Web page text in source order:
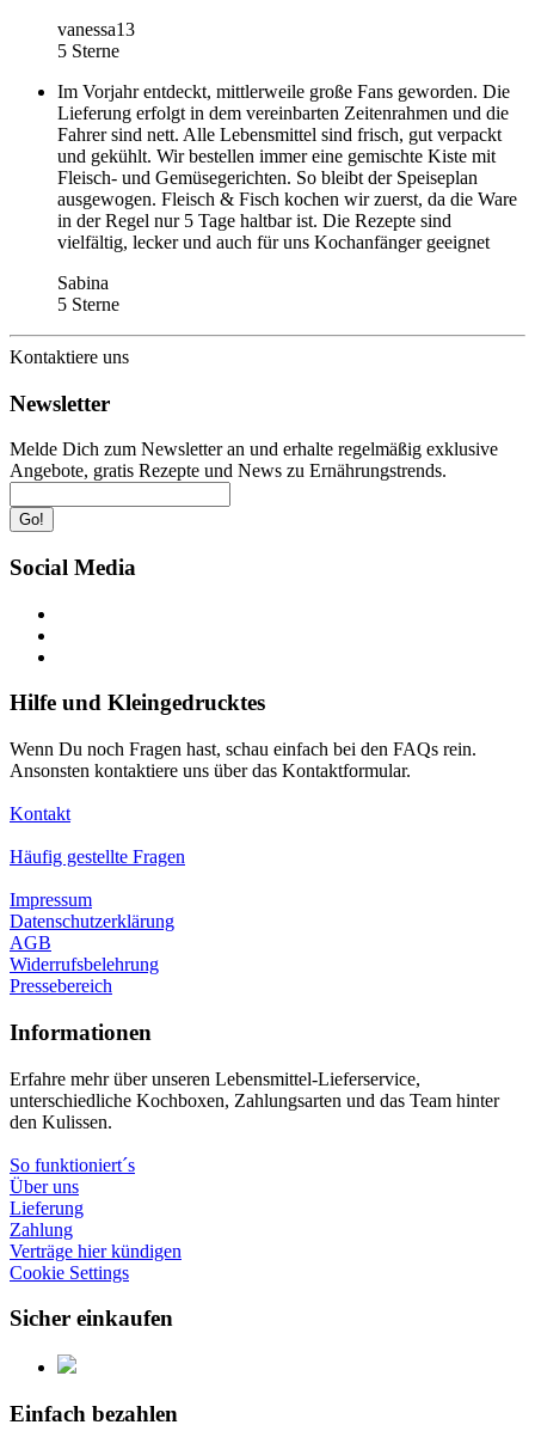
vanessa13
5 Sterne
Im Vorjahr entdeckt, mittlerweile große Fans geworden. Die
Lieferung erfolgt in dem vereinbarten Zeitenrahmen und die
Fahrer sind nett. Alle Lebensmittel sind frisch, gut verpackt
und gekühlt. Wir bestellen immer eine gemischte Kiste mit
Fleisch- und Gemüsegerichten. So bleibt der Speiseplan
ausgewogen. Fleisch & Fisch kochen wir zuerst, da die Ware
in der Regel nur 5 Tage haltbar ist. Die Rezepte sind
vielfältig, lecker und auch für uns Kochanfänger geeignet
Sabina
5 Sterne
Kontaktiere uns
Newsletter
Melde Dich zum Newsletter an und erhalte regelmäßig exklusive
Angebote, gratis Rezepte und News zu Ernährungstrends.
Go!
Social Media
Hilfe und Kleingedrucktes
Wenn Du noch Fragen hast, schau einfach bei den FAQs rein.
Ansonsten kontaktiere uns über das Kontaktformular.
Kontakt
Häufig gestellte Fragen
Impressum
Datenschutzerklärung
AGB
Widerrufsbelehrung
Pressebereich
Informationen
Erfahre mehr über unseren Lebensmittel-Lieferservice,
unterschiedliche Kochboxen, Zahlungsarten und das Team hinter
den Kulissen.
So funktioniert´s
Über uns
Lieferung
Zahlung
Verträge hier kündigen
Cookie Settings
Sicher einkaufen
Einfach bezahlen